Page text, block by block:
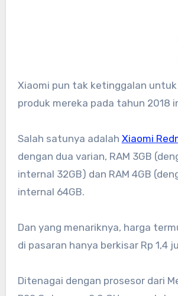
Xiaomi pun tak ketinggalan
produk mereka pada tahun 2018
Salah satunya adalah Xiaomi
dengan dua varian, RAM 3GB
internal 32GB) dan RAM 4GB
internal 64GB.
Dan yang menariknya, harga
di pasaran hanya berkisar Rp 1,4
Ditenagai dengan prosesor dari